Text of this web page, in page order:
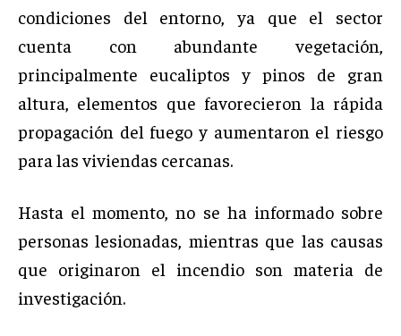
condiciones del entorno, ya que el sector
cuenta con abundante vegetación,
principalmente eucaliptos y pinos de gran
altura, elementos que favorecieron la rápida
propagación del fuego y aumentaron el riesgo
para las viviendas cercanas.
Hasta el momento, no se ha informado sobre
personas lesionadas, mientras que las causas
que originaron el incendio son materia de
investigación.